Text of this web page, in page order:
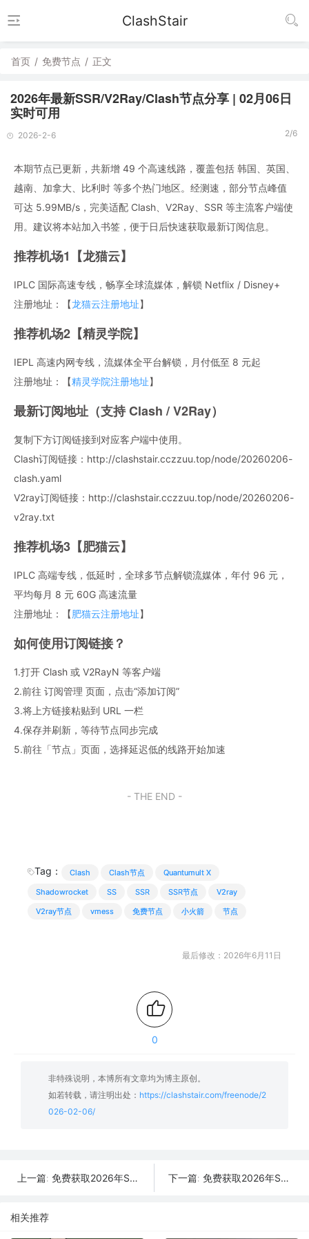
ClashStair
首页 / 免费节点 / 正文
2026年最新SSR/V2Ray/Clash节点分享 | 02月06日
实时可用
2026-2-6 2/6
本期节点已更新，共新增 49 个高速线路，覆盖包括 韩国、英国、
越南、加拿大、比利时 等多个热门地区。经测速，部分节点峰值
可达 5.99MB/s，完美适配 Clash、V2Ray、SSR 等主流客户端使
用。建议将本站加入书签，便于日后快速获取最新订阅信息。
推荐机场1【龙猫云】
IPLC 国际高速专线，畅享全球流媒体，解锁 Netflix / Disney+
注册地址：【龙猫云注册地址】
推荐机场2【精灵学院】
IEPL 高速内网专线，流媒体全平台解锁，月付低至 8 元起
注册地址：【精灵学院注册地址】
最新订阅地址（支持 Clash / V2Ray）
复制下方订阅链接到对应客户端中使用。
Clash订阅链接：http://clashstair.cczzuu.top/node/20260206-
clash.yaml
V2ray订阅链接：http://clashstair.cczzuu.top/node/20260206-
v2ray.txt
推荐机场3【肥猫云】
IPLC 高端专线，低延时，全球多节点解锁流媒体，年付 96 元，
平均每月 8 元 60G 高速流量
注册地址：【肥猫云注册地址】
如何使用订阅链接？
1.打开 Clash 或 V2RayN 等客户端
2.前往 订阅管理 页面，点击“添加订阅”
3.将上方链接粘贴到 URL 一栏
4.保存并刷新，等待节点同步完成
5.前往「节点」页面，选择延迟低的线路开始加速
- THE END -
Tag： Clash Clash节点
Quantumult X
Shadowrocket
SS SSR SSR节点
V2ray
V2ray节点
vmess 免费节点 小火箭 节点
最后修改：2026年6月11日
0
非特殊说明，本博所有文章均为博主原创。
如若转载，请注明出处： https://clashstair.com/freenode/2
026-02-06/
上一篇: 免费获取2026年SSR/V2Ray/Clash节点 | 02月07日可用 下一篇: 免费获取2026年SSR/V2Ray/Clash节点 | 02月05日可用
相关推荐